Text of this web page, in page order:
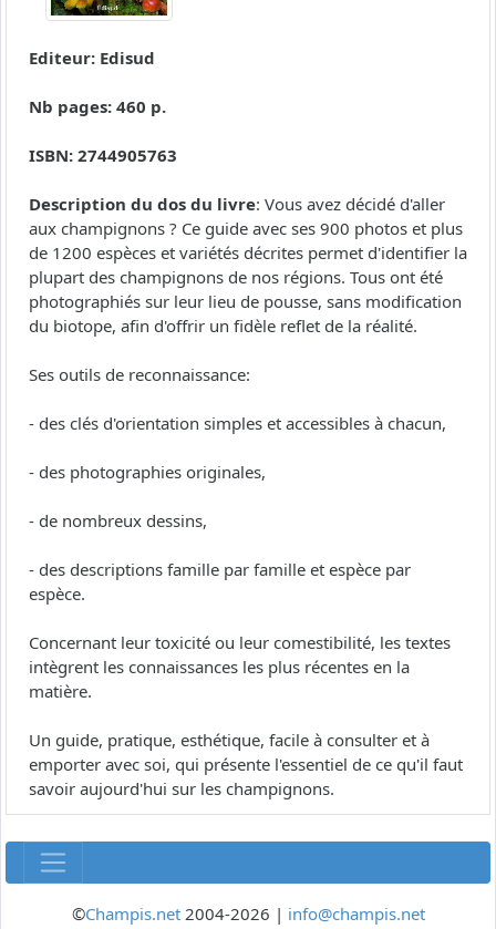
Editeur: Edisud
Nb pages: 460 p.
ISBN: 2744905763
Description du dos du livre: Vous avez décidé d'aller
aux champignons ? Ce guide avec ses 900 photos et plus
de 1200 espèces et variétés décrites permet d'identifier la
plupart des champignons de nos régions. Tous ont été
photographiés sur leur lieu de pousse, sans modification
du biotope, afin d'offrir un fidèle reflet de la réalité.
Ses outils de reconnaissance:
- des clés d'orientation simples et accessibles à chacun,
- des photographies originales,
- de nombreux dessins,
- des descriptions famille par famille et espèce par
espèce.
Concernant leur toxicité ou leur comestibilité, les textes
intègrent les connaissances les plus récentes en la
matière.
Un guide, pratique, esthétique, facile à consulter et à
emporter avec soi, qui présente l'essentiel de ce qu'il faut
savoir aujourd'hui sur les champignons.
©Champis.net2004-2026 | info@champis.net